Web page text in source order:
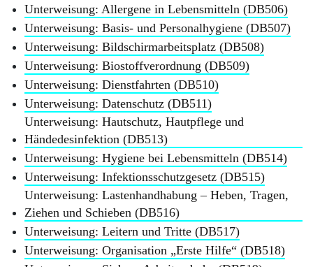
Unterweisung: Allergene in Lebensmitteln (DB506)
Unterweisung: Basis- und Personalhygiene (DB507)
Unterweisung: Bildschirmarbeitsplatz (DB508)
Unterweisung: Biostoffverordnung (DB509)
Unterweisung: Dienstfahrten (DB510)
Unterweisung: Datenschutz (DB511)
Unterweisung: Hautschutz, Hautpflege und
Händedesinfektion (DB513)
Unterweisung: Hygiene bei Lebensmitteln (DB514)
Unterweisung: Infektionsschutzgesetz (DB515)
Unterweisung: Lastenhandhabung – Heben, Tragen,
Ziehen und Schieben (DB516)
Unterweisung: Leitern und Tritte (DB517)
Unterweisung: Organisation „Erste Hilfe“ (DB518)